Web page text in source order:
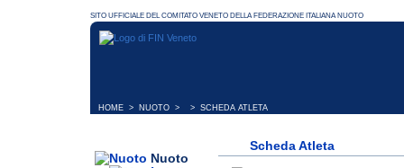
HOME > NUOTO > > SCHEDA ATLETA
Nuoto
Scheda Atleta